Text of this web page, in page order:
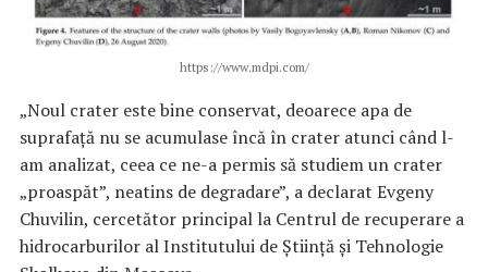
https://www.mdpi.com/
„Noul crater este bine conservat, deoarece apa de
suprafață nu se acumulase încă în crater atunci când l-
am analizat, ceea ce ne-a permis să studiem un crater
„proaspăt”, neatins de degradare”, a declarat Evgeny
Chuvilin, cercetător principal la Centrul de recuperare a
hidrocarburilor al Institutului de Știință și Tehnologie